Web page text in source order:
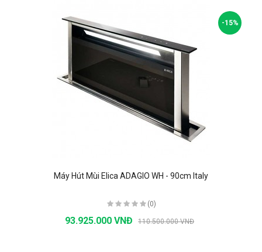
-15%
Máy Hút Mùi Elica ADAGIO WH - 90cm Italy
(0)
93.925.000 VNĐ 110.500.000 VNĐ